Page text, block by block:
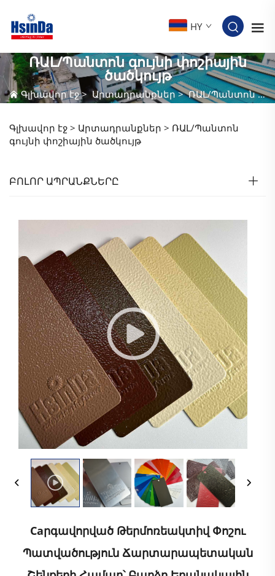
HY
ՌԱԼ/Պանտոն գույնի փոշիային
ծածկույթ
Գլխավոր էջ>Արտադրանքներ>ՌԱԼ/Պանտոն գույնի փոշիային ծածկույթ
Գլխավոր էջ > Արտադրանքներ > ՌԱԼ/Պանտոն
գույնի փոշիային ծածկույթ
ԲՈԼՈՐ ԱՊՐԱՆՔՆԵՐԸ
Caրգավորված Թերմոռեակտիվ Փոշու
Պատվածություն Ճարտարապետական